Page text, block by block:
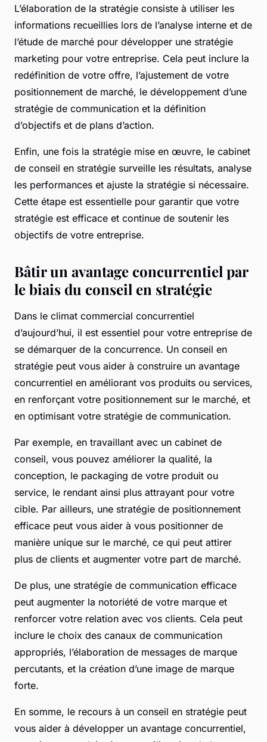
L’élaboration de la stratégie consiste à utiliser les
informations recueillies lors de l’analyse interne et de
l’étude de marché pour développer une stratégie
marketing pour votre entreprise. Cela peut inclure la
redéfinition de votre offre, l’ajustement de votre
positionnement de marché, le développement d’une
stratégie de communication et la définition
d’objectifs et de plans d’action.
Enfin, une fois la stratégie mise en œuvre, le cabinet
de conseil en stratégie surveille les résultats, analyse
les performances et ajuste la stratégie si nécessaire.
Cette étape est essentielle pour garantir que votre
stratégie est efficace et continue de soutenir les
objectifs de votre entreprise.
Bâtir un avantage concurrentiel par
le biais du conseil en stratégie
Dans le climat commercial concurrentiel
d’aujourd’hui, il est essentiel pour votre entreprise de
se démarquer de la concurrence. Un conseil en
stratégie peut vous aider à construire un avantage
concurrentiel en améliorant vos produits ou services,
en renforçant votre positionnement sur le marché, et
en optimisant votre stratégie de communication.
Par exemple, en travaillant avec un cabinet de
conseil, vous pouvez améliorer la qualité, la
conception, le packaging de votre produit ou
service, le rendant ainsi plus attrayant pour votre
cible. Par ailleurs, une stratégie de positionnement
efficace peut vous aider à vous positionner de
manière unique sur le marché, ce qui peut attirer
plus de clients et augmenter votre part de marché.
De plus, une stratégie de communication efficace
peut augmenter la notoriété de votre marque et
renforcer votre relation avec vos clients. Cela peut
inclure le choix des canaux de communication
appropriés, l’élaboration de messages de marque
percutants, et la création d’une image de marque
forte.
En somme, le recours à un conseil en stratégie peut
vous aider à développer un avantage concurrentiel,